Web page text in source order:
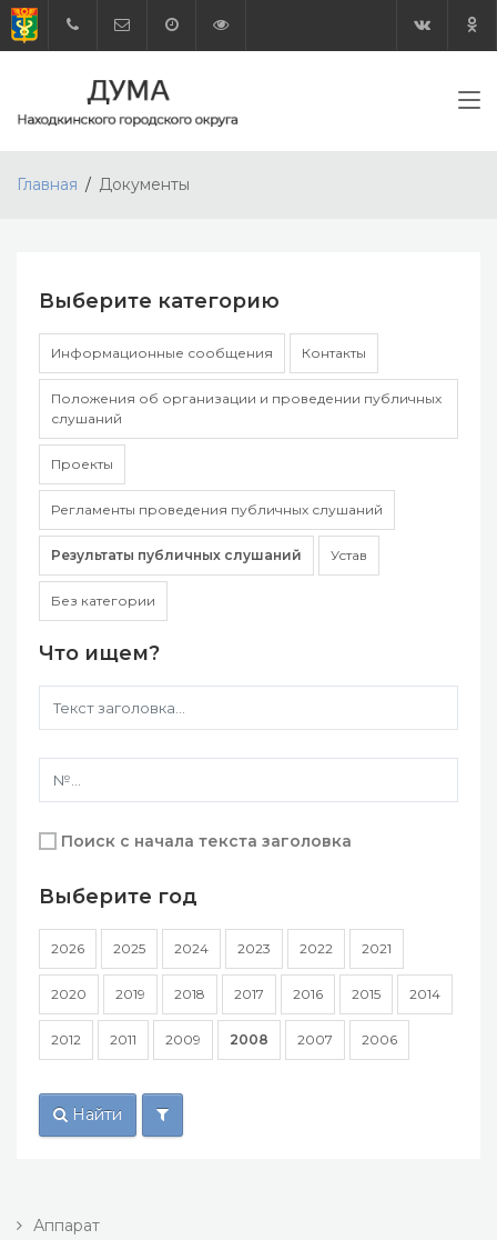
Главная Документы
Выберите категорию
Информационные сообщения Контакты
Положения об организации и проведении публичных
слушаний
Проекты
Регламенты проведения публичных слушаний
Результаты публичных слушаний Устав
Без категории
Что ищем?
Поиск с начала текста заголовка
Выберите год
2026 2025 2024 2023 2022 2021
2020 2019 2018 2017 2016 2015 2014
2012 2011 2009 2008 2007 2006
Найти
Аппарат